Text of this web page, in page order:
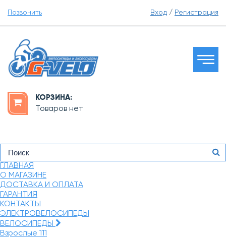
Позвонить Вход / Регистрация
КОРЗИНА:
Товаров нет
ГЛАВНАЯ
О МАГАЗИНЕ
ДОСТАВКА И ОПЛАТА
ГАРАНТИЯ
КОНТАКТЫ
ЭЛЕКТРОВЕЛОСИПЕДЫ
ВЕЛОСИПЕДЫ
Взрослые 111